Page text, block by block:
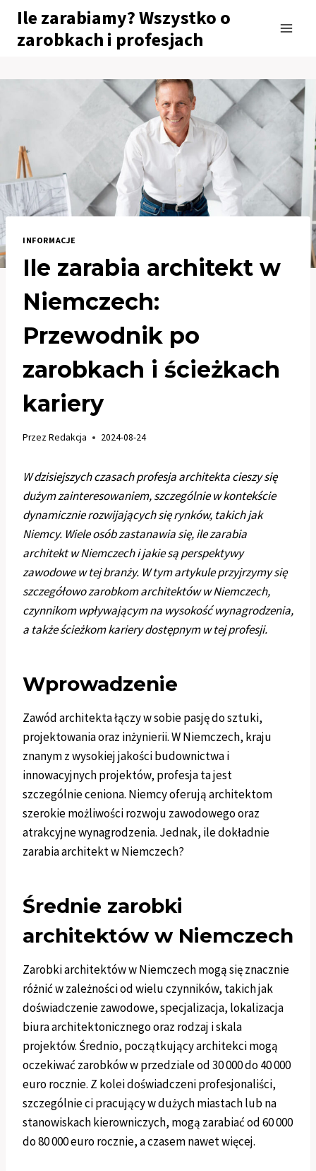
Przejdź
treści
Ile zarabiamy? Wszystko o
zarobkach i profesjach
INFORMACJE
Ile zarabia architekt w
Niemczech:
Przewodnik po
zarobkach i ścieżkach
kariery
PrzezRedakcja 2024-08-24
W dzisiejszych czasach profesja architekta cieszy się
dużym zainteresowaniem, szczególnie w kontekście
dynamicznie rozwijających się rynków, takich jak
Niemcy. Wiele osób zastanawia się, ile zarabia
architekt w Niemczech i jakie są perspektywy
zawodowe w tej branży. W tym artykule przyjrzymy się
szczegółowo zarobkom architektów w Niemczech,
czynnikom wpływającym na wysokość wynagrodzenia,
a także ścieżkom kariery dostępnym w tej profesji.
Wprowadzenie
Zawód architekta łączy w sobie pasję do sztuki,
projektowania oraz inżynierii. W Niemczech, kraju
znanym z wysokiej jakości budownictwa i
innowacyjnych projektów, profesja ta jest
szczególnie ceniona. Niemcy oferują architektom
szerokie możliwości rozwoju zawodowego oraz
atrakcyjne wynagrodzenia. Jednak, ile dokładnie
zarabia architekt w Niemczech?
Średnie zarobki
architektów w Niemczech
Zarobki architektów w Niemczech mogą się znacznie
różnić w zależności od wielu czynników, takich jak
doświadczenie zawodowe, specjalizacja, lokalizacja
biura architektonicznego oraz rodzaj i skala
projektów. Średnio, początkujący architekci mogą
oczekiwać zarobków w przedziale od 30 000 do 40 000
euro rocznie. Z kolei doświadczeni profesjonaliści,
szczególnie ci pracujący w dużych miastach lub na
stanowiskach kierowniczych, mogą zarabiać od 60 000
do 80 000 euro rocznie, a czasem nawet więcej.